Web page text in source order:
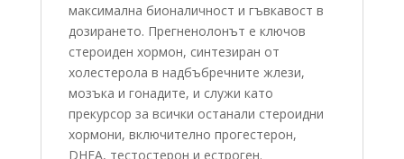
максимална бионаличност и гъвкавост в
дозирането. Прегненолонът е ключов
стероиден хормон, синтезиран от
холестерола в надбъбречните жлези,
мозъка и гонадите, и служи като
прекурсор за всички останали стероидни
хормони, включително прогестерон,
DHEA, тестостерон и естроген.